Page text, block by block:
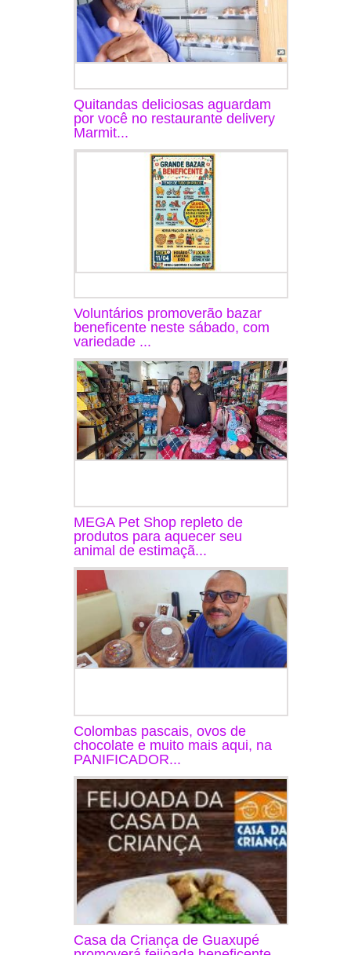
Quitandas deliciosas aguardam
por você no restaurante delivery
Marmit...
Voluntários promoverão bazar
beneficente neste sábado, com
variedade ...
MEGA Pet Shop repleto de
produtos para aquecer seu
animal de estimaçã...
Colombas pascais, ovos de
chocolate e muito mais aqui, na
PANIFICADOR...
Casa da Criança de Guaxupé